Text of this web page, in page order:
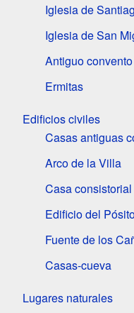
Iglesia de
Iglesia de San
Antiguo
Ermitas
Edificios civiles
Casas antiguas
Arco de la Villa
Casa
Edificio del
Fuente de los
Casas-cueva
Lugares naturales